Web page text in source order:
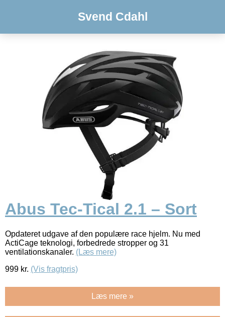
Svend Cdahl
Abus Tec-Tical 2.1 – Sort
Opdateret udgave af den populære race hjelm. Nu med
ActiCage teknologi, forbedrede stropper og 31
ventilationskanaler. (Læs mere)
999 kr. (Vis fragtpris)
Læs mere »